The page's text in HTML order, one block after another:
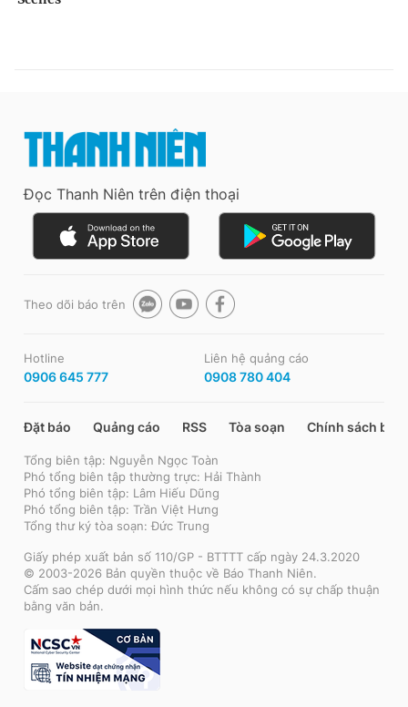
Đọc Thanh Niên trên điện thoại
Theo dõi báo trên
Hotline
0906 645 777
Liên hệ quảng cáo
0908 780 404
Đặt báo Quảng cáo RSS Tòa soạn Chính sách bảo
Tổng biên tập: Nguyễn Ngọc Toàn
Phó tổng biên tập thường trực: Hải Thành
Phó tổng biên tập: Lâm Hiếu Dũng
Phó tổng biên tập: Trần Việt Hưng
Tổng thư ký tòa soạn: Đức Trung
Giấy phép xuất bản số 110/GP - BTTTT cấp ngày 24.3.2020
© 2003-2026 Bản quyền thuộc về Báo Thanh Niên.
Cấm sao chép dưới mọi hình thức nếu không có sự chấp thuận
bằng văn bản.